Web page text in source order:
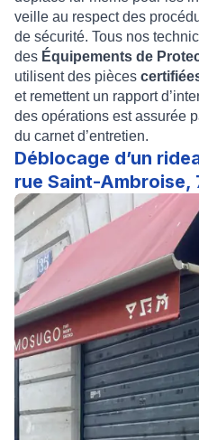
veille au respect des
de sécurité. Tous nos
des Équipements de
utilisent des pièces
et remettent un rapport
des opérations est assurée
du carnet d’entretien.
Déblocage d’un
rue Saint-Ambroise,